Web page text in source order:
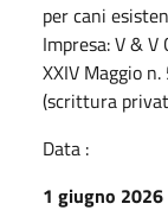
per cani
Impresa: V &
XXIV Maggio
(scrittura
Data :
1 giugno 2026